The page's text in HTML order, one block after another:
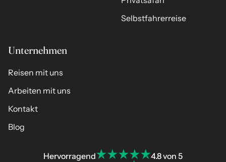
Selbstfahrerreise
Unternehmen
Reisen mit uns
Arbeiten mit uns
Kontakt
Blog
Hervorragend
4.8 von 5